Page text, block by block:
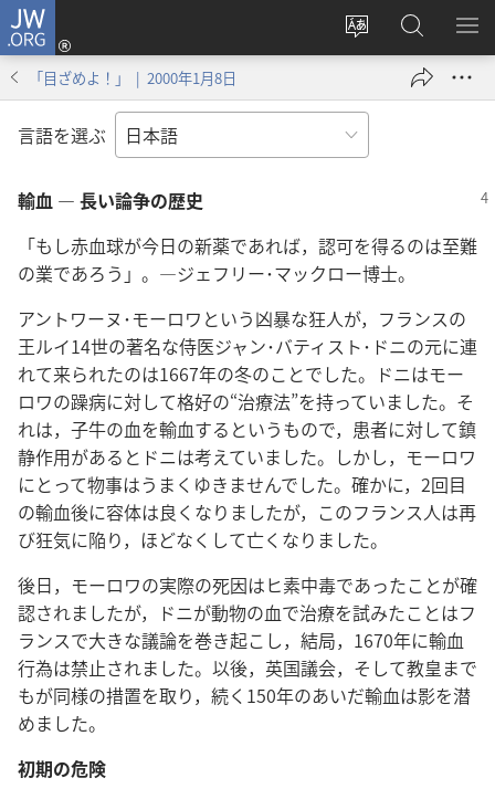
JW.ORG
サ
ト
の
言
変
え
る
ロ
グ
ン
し
ブ
で
開
く）
JW.ORG
の
検
メ
を
「目ざめよ！」 | 2000年1月8日
言語を選ぶ
輸血 ― 長い論争の歴史
「もし赤血球が今日の新薬であれば，認可を得るのは至難
の業であろう」。―ジェフリー･マックロー博士。
アントワーヌ･モーロワという凶暴な狂人が，フランスの
王ルイ14世の著名な侍医ジャン･バティスト･ドニの元に連
れて来られたのは1667年の冬のことでした。ドニはモー
ロワの躁病に対して格好の“治療法”を持っていました。そ
れは，子牛の血を輸血するというもので，患者に対して鎮
静作用があるとドニは考えていました。しかし，モーロワ
にとって物事はうまくゆきませんでした。確かに，2回目
の輸血後に容体は良くなりましたが，このフランス人は再
び狂気に陥り，ほどなくして亡くなりました。
後日，モーロワの実際の死因はヒ素中毒であったことが確
認されましたが，ドニが動物の血で治療を試みたことはフ
ランスで大きな議論を巻き起こし，結局，1670年に輸血
行為は禁止されました。以後，英国議会，そして教皇まで
もが同様の措置を取り，続く150年のあいだ輸血は影を潜
めました。
初期の危険